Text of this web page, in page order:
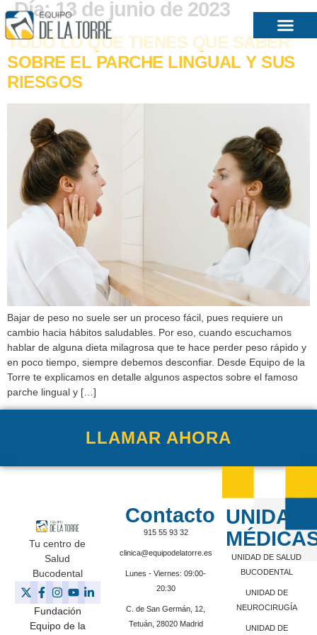
Día:13 de junio de 2023
TODO LO QUE TIENES QUE SABER
SOBRE EL PARCHE LINGUAL Y SUS
RIESGOS
Bajar de peso no suele ser un proceso fácil, pues requiere un
cambio hacia hábitos saludables. Por eso, cuando escuchamos
hablar de alguna dieta milagrosa que te hace perder peso rápido y
en poco tiempo, siempre debemos desconfiar. Desde Equipo de la
Torre te explicamos en detalle algunos aspectos sobre el famoso
parche lingual y […]
LLAMAR AHORA
Tu centro de
Salud
Bucodental
Fundación
Equipo de la
Contacto
915 55 93 32
clinica@equipodelatorre.es
Lunes - Viernes: 09:00-
20:30
C. de San Germán, 12,
Tetuán, 28020 Madrid
UNIDAD DE SALUD
BUCODENTAL
UNIDAD DE
NEUROCIRUGÍA
UNIDAD DE